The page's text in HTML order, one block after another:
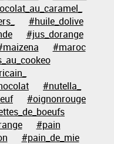
#huile_dolive
#jus_dorange
#maroc
#nutella_
#oignonrouge
#pain
#pain_de_mie